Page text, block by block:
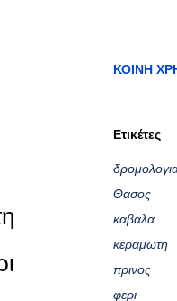
ΚΟΙΝΉ
Ετικέτες
Θασος
καβαλα
κεραμωτη
πρινος
φερι